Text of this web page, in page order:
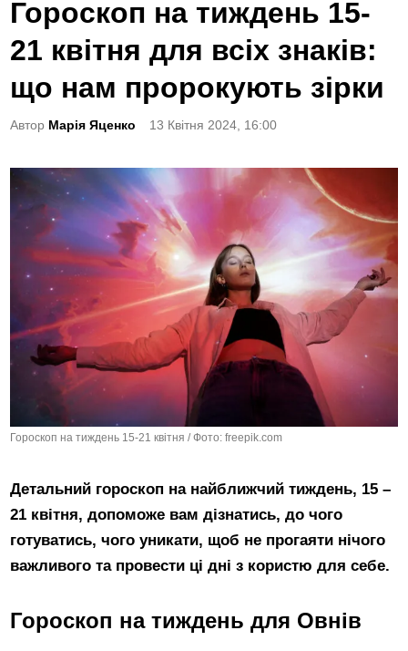
s
t
e
d
i
Гороскоп на тиждень 15-
21 квітня для всіх знаків:
що нам пророкують зірки
Автор Марія Яценко 13 Квітня 2024, 16:00
Гороскоп на тиждень 15-21 квітня / Фото: freepik.com
Детальний гороскоп на найближчий тиждень, 15 –
21 квітня, допоможе вам дізнатись, до чого
готуватись, чого уникати, щоб не прогаяти нічого
важливого та провести ці дні з користю для себе.
Гороскоп на тиждень для Овнів